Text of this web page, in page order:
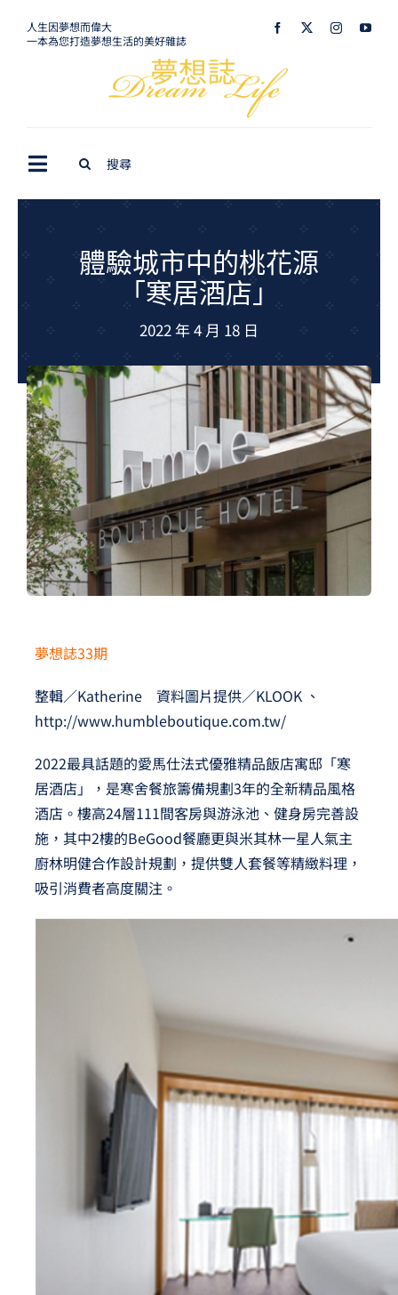
人生因夢想而偉大
一本為您打造夢想生活的美好雜誌
Toggle
Navigation
夢想旅遊
夢想TV
GCU大賽
夢想購物
體驗城市中的桃花源
「寒居酒店」
2022 年 4 月 18 日
夢想誌33期
整輯／Katherine 資料圖片提供／KLOOK 、
http://www.humbleboutique.com.tw/
2022最具話題的愛馬仕法式優雅精品飯店寓邸「寒
居酒店」，是寒舍餐旅籌備規劃3年的全新精品風格
酒店。樓高24層111間客房與游泳池、健身房完善設
施，其中2樓的BeGood餐廳更與米其林一星人氣主
廚林明健合作設計規劃，提供雙人套餐等精緻料理，
吸引消費者高度關注。